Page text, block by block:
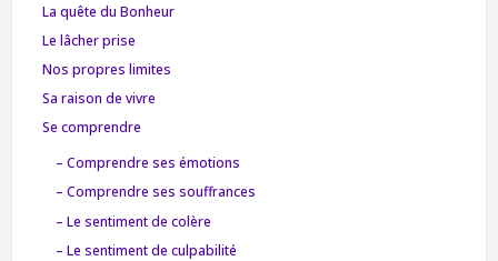
La quête du Bonheur
Le lâcher prise
Nos propres limites
Sa raison de vivre
Se comprendre
– Comprendre ses émotions
– Comprendre ses souffrances
– Le sentiment de colère
– Le sentiment de culpabilité